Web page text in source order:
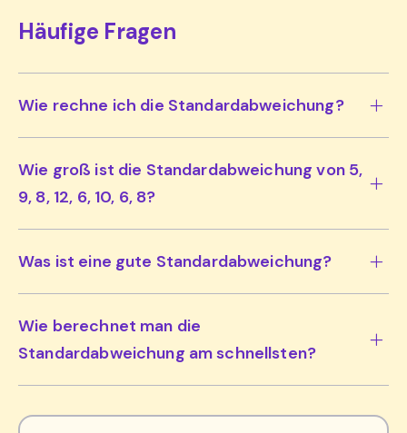
Häufige Fragen
Wie rechne ich die Standardabweichung?
Wie groß ist die Standardabweichung von 5,
9, 8, 12, 6, 10, 6, 8?
Was ist eine gute Standardabweichung?
Wie berechnet man die
Standardabweichung am schnellsten?